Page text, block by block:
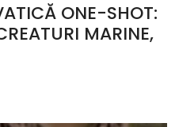
ONE-SHOT:
MARINE,